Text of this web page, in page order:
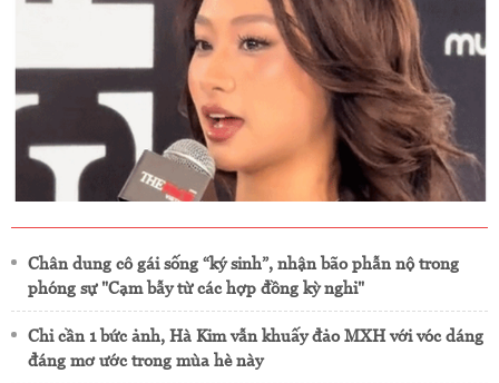
Chân dung cô gái sống “ký sinh”, nhận bão phẫn nộ trong
phóng sự "Cạm bẫy từ các hợp đồng kỳ nghỉ"
Chỉ cần 1 bức ảnh, Hà Kim vẫn khuấy đảo MXH với vóc dáng
đáng mơ ước trong mùa hè này